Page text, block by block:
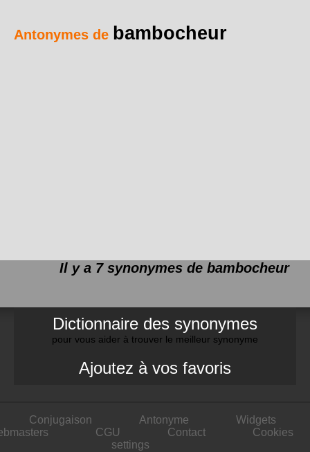
Antonymes de bambocheur
Il y a 7 synonymes de bambocheur
Dictionnaire des synonymes
pour vous aider à trouver le meilleur synonyme
Ajoutez à vos favoris
Conjugaison Antonyme
Widgets
CGU Contact
Cookies
settings